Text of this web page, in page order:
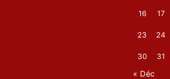
16 17
23 24
30 31
« Déc